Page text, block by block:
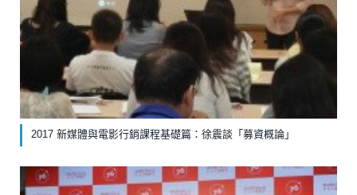
2017 新媒體與電影行銷課程基礎篇：徐震談「募資概論」